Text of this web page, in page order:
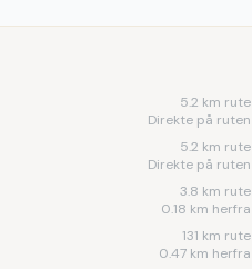
5.2 km rute
Direkte på ruten
5.2 km rute
Direkte på ruten
3.8 km rute
0.18 km herfra
131 km rute
0.47 km herfra